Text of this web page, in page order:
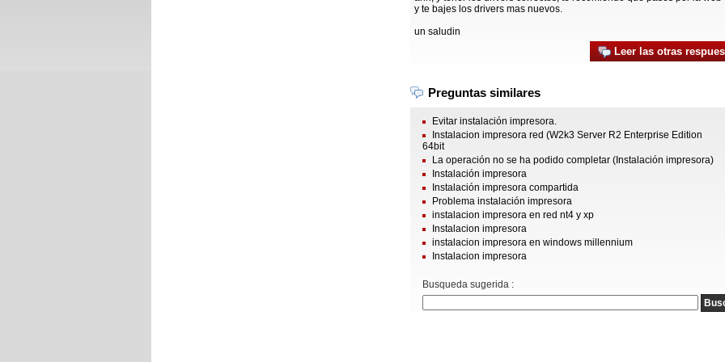
y te bajes los drivers mas nuevos.
un saludin
Leer las otras
Preguntas similares
Evitar instalación impresora.
Instalacion impresora red (W2k3 Server R2 Enterprise Edition
64bit
La operación no se ha podido completar (Instalación impresora)
Instalación impresora
Instalación impresora compartida
Problema instalación impresora
instalacion impresora en red nt4 y xp
Instalacion impresora
instalacion impresora en windows millennium
Instalacion impresora
Busqueda sugerida :